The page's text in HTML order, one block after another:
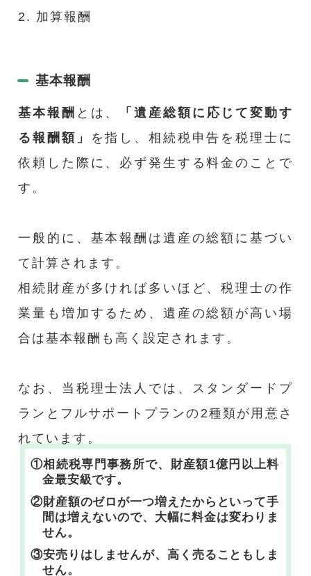
2. 加算報酬
基本報酬
基本報酬 とは、
「遺産総額に応じて変動す
る報酬額」
を指し、相続税申告を税理士に
依頼した際に、必ず発生する料金のことで
す。
一般的に、基本報酬は遺産の総額に基づい
て計算されます。
相続財産が多ければ多いほど、税理士の作
業量も増加するため、遺産の総額が高い場
合は基本報酬も高く設定されます。
なお、当税理士法人では、スタンダードプ
ランとフルサポートプランの2種類が用意さ
れています。
①相続税専門事務所で、財産額1億円以上料
金最安級です。
②財産額のゼロが一つ増えたからといって手
間は増えないので、大幅に料金は変わりま
せん。
③安売りはしませんが、高く売ることもしま
せん。